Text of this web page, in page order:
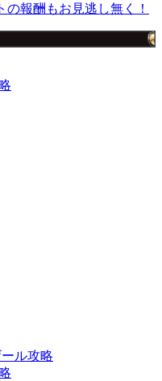
報酬もお見逃し無く！
ル攻略